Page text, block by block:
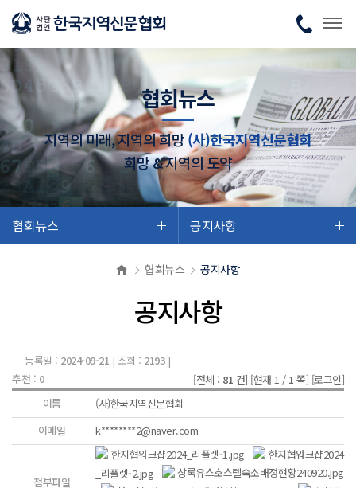
협회뉴스
지역의 미래, 지역의 희망(사)한국지역신문협회
희망 & 지역의 도약
협회뉴스 공지사항
협회뉴스 공지사항
공지사항
등록일 : 2024-09-21 | 조회 : 2193|
추천 : 0 [전체 : 81 건] [현재 1 / 1 쪽] [로그인]
이름
(사)한국지역신문협회
이메일
k********2@naver.com
첨부파일
한지협워크샵2024_리플렛-1.jpg
한지협워크샵2024
_리플렛-2.jpg
상록유스호스텔숙소배정현황240920.jpg